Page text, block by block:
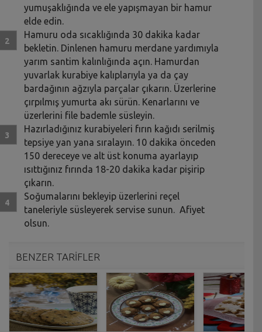
yumuşaklığında ve ele yapışmayan bir hamur
elde edin.
Hamuru oda sıcaklığında 30 dakika kadar
bekletin. Dinlenen hamuru merdane yardımıyla
yarım santim kalınlığında açın. Hamurdan
yuvarlak kurabiye kalıplarıyla ya da çay
bardağının ağzıyla parçalar çıkarın. Üzerlerine
çırpılmış yumurta akı sürün. Kenarlarını ve
üzerlerini file bademle süsleyin.
Hazırladığınız kurabiyeleri fırın kağıdı serilmiş
tepsiye yan yana sıralayın. 10 dakika önceden
150 dereceye ve alt üst konuma ayarlayıp
ısıttığınız fırında 18-20 dakika kadar pişirip
çıkarın.
Soğumalarını bekleyip üzerlerini reçel
taneleriyle süsleyerek servise sunun. Afiyet
olsun.
BENZER TARİFLER